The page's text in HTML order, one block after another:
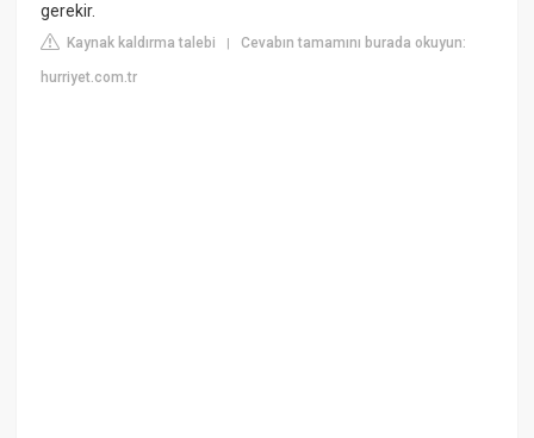
gerekir.
Kaynak kaldırma talebi |Cevabın tamamını burada okuyun:
hurriyet.com.tr